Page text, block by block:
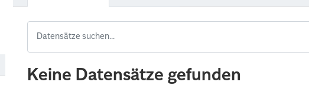
Keine Datensätze gefunden